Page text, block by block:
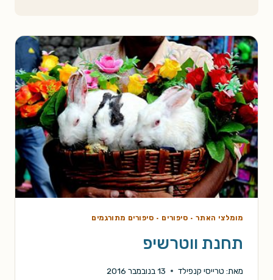
מומלצי האתר· סיפורים · סיפורים מתורגמים
תחנת ווטרשיפ
מאת: טרייסי קנפילד 13 בנובמבר 2016